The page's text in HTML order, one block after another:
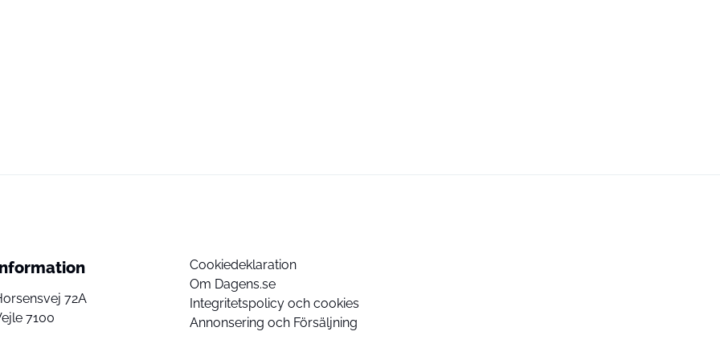
72A
7100
Cookiedeklaration
Om Dagens.se
Integritetspolicy och cookies
Annonsering och Försäljning